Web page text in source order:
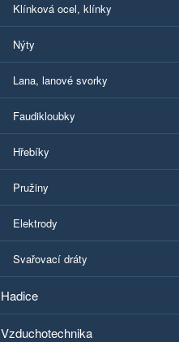
Klínková ocel, klínky
Nýty
Lana, lanové svorky
Faudikloubky
Hřebíky
Pružiny
Elektrody
Svařovací dráty
Hadice
Vzduchotechnika